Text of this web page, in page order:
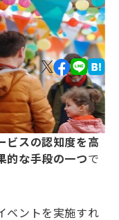
ビスの認知度を高
的な手段の一つで
ベントを実施すれ